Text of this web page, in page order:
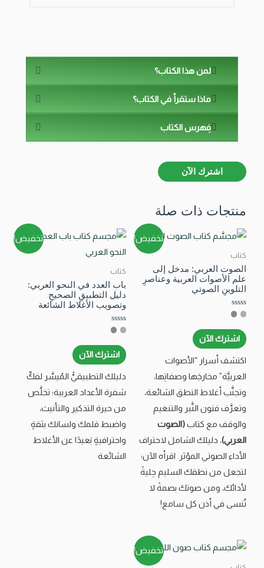
لمن هذا الكتاب؟
ماذا ستقرأ في الكتاب؟
فِهرس الكتاب
اشترك الآن
منتجات ذات صلة
تخفيض!
كتاب
الصوت العربي: مدخل إلى
علم الأصوات العربية وعناصرِ
التلوينِ الصوتي
تم
التقييم
من
5
اشترك الآن
اكتشف أسرار “الأصوات
العربيَّة” مخارجَها وصفاتِها،
وتجنَّب أغلاط النطق الشائعة،
وتعرَّف فنون النَّبر والتنغيم
والوقف مع كتاب(الصوت
العربي)، دليلك الشامل لاحتراف
الأداء الصوتي المؤثر. اقرأه الآن؛
لتجعل من نطقك السليم حِليةً
لأدائك، ومن صوتك بصمةً لا
تُنسى في أذن كل سامع!
تخفيض!
كتاب
باب العدد في النحو العربي:
دليل التطبيقِ الصحيحِ
وتصويب الأغلاط الشائعة
تم
التقييم
من
5
اشترك الآن
دليلك التطبيقيُّ المُيسَّر لفكِّ
شفرة الأعداد العربية؛ تخلَّص
من حيرة التذكير والتأنيث،
واضبط قلمك ولسانك بثقةٍ
واحترافيةٍ بَعيدًا عن الأغلاط
الشائعة
تخفيض!